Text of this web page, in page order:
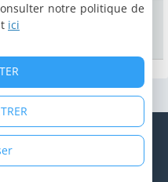
Cybevasion
|
propriétaire
notre politique de
ici